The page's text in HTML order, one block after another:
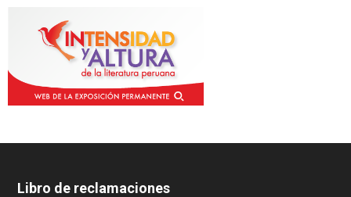
Libro de reclamaciones